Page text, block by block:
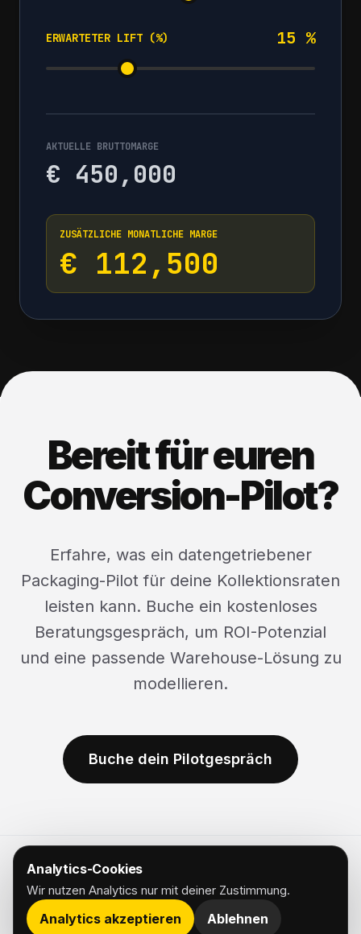
ERWARTETER LIFT (%) 15 %
AKTUELLE BRUTTOMARGE
€ 450,000
ZUSÄTZLICHE MONATLICHE MARGE
€ 112,500
Bereit für euren
Conversion-Pilot?
Erfahre, was ein datengetriebener
Packaging-Pilot für deine Kollektionsraten
leisten kann. Buche ein kostenloses
Beratungsgespräch, um ROI-Potenzial
und eine passende Warehouse-Lösung zu
modellieren.
Buche dein Pilotgespräch
© 2026 REPACK. GESTALTUNG DES KREISLAUFES.
ÜBER UNS
NUTZUNG & DATENSCHUTZ
LINKEDIN [↗]
Analytics-Cookies
Wir nutzen Analytics nur mit deiner Zustimmung.
Analytics akzeptieren Ablehnen